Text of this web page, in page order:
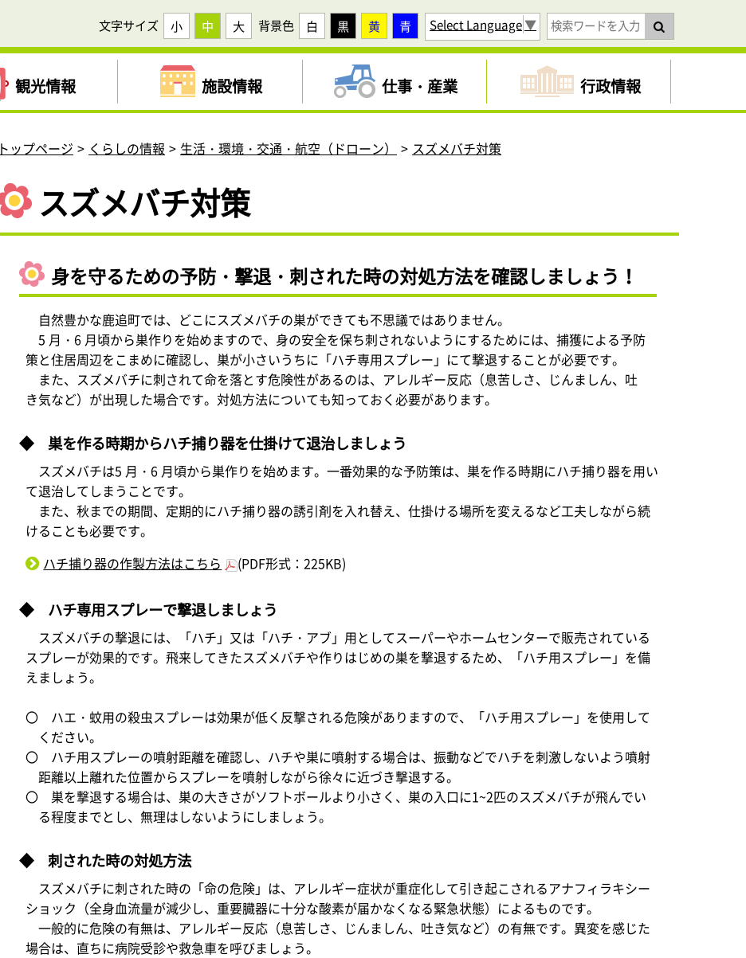
文字サイズ 小 中 大 背景色 白 黒 黄 青 Select Language▼
観光情報 施設情報 仕事・産業 行政情報
トップページ くらしの情報 生活・環境・交通・航空（ドローン） スズメバチ対策
スズメバチ対策
身を守るための予防・撃退・刺された時の対処方法を確認しましょう！
自然豊かな鹿追町では、どこにスズメバチの巣ができても不思議ではありません。
5 月・6 月頃から巣作りを始めますので、身の安全を保ち刺されないようにするためには、捕獲による予防
策と住居周辺をこまめに確認し、巣が小さいうちに「ハチ専用スプレー」にて撃退することが必要です。
また、スズメバチに刺されて命を落とす危険性があるのは、アレルギー反応（息苦しさ、じんましん、吐
き気など）が出現した場合です。対処方法についても知っておく必要があります。
◆ 巣を作る時期からハチ捕り器を仕掛けて退治しましょう
スズメバチは5 月・6 月頃から巣作りを始めます。一番効果的な予防策は、巣を作る時期にハチ捕り器を用い
て退治してしまうことです。
また、秋までの期間、定期的にハチ捕り器の誘引剤を入れ替え、仕掛ける場所を変えるなど工夫しながら続
けることも必要です。
ハチ捕り器の作製方法はこちら
(PDF形式：225KB)
◆ ハチ専用スプレーで撃退しましょう
スズメバチの撃退には、「ハチ」又は「ハチ・アブ」用としてスーパーやホームセンターで販売されている
スプレーが効果的です。飛来してきたスズメバチや作りはじめの巣を撃退するため、「ハチ用スプレー」を備
えましょう。
〇 ハエ・蚊用の殺虫スプレーは効果が低く反撃される危険がありますので、「ハチ用スプレー」を使用して
ください。
〇 ハチ用スプレーの噴射距離を確認し、ハチや巣に噴射する場合は、振動などでハチを刺激しないよう噴射
距離以上離れた位置からスプレーを噴射しながら徐々に近づき撃退する。
〇 巣を撃退する場合は、巣の大きさがソフトボールより小さく、巣の入口に1~2匹のスズメバチが飛んでい
る程度までとし、無理はしないようにしましょう。
◆ 刺された時の対処方法
スズメバチに刺された時の「命の危険」は、アレルギー症状が重症化して引き起こされるアナフィラキシー
ショック（全身血流量が減少し、重要臓器に十分な酸素が届かなくなる緊急状態）によるものです。
一般的に危険の有無は、アレルギー反応（息苦しさ、じんましん、吐き気など）の有無です。異変を感じた
場合は、直ちに病院受診や救急車を呼びましょう。